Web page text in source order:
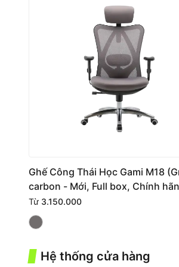
Ghế Công Thái Học Gami M18
carbon - Mới, Full box, Chính
Từ 3.150.000
Hệ thống cửa hàng